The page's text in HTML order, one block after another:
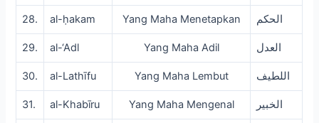
28. al-ḥakam Yang Maha Menetapkan الحكم
29. al-‘Adl Yang Maha Adil العدل
30. al-Lathīfu Yang Maha Lembut اللطيف
31. al-Khabīru Yang Maha Mengenal الخبير